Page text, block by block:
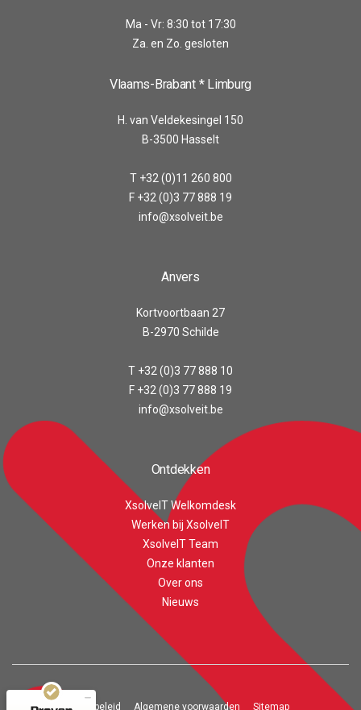
Ma - Vr: 8:30 tot 17:30
Za. en Zo. gesloten
Vlaams-Brabant * Limburg
H. van Veldekesingel 150
B-3500 Hasselt
T +32 (0)11 260 800
F +32 (0)3 77 888 19
info@xsolveit.be
Anvers
Kortvoortbaan 27
B-2970 Schilde
T +32 (0)3 77 888 10
F +32 (0)3 77 888 19
info@xsolveit.be
Ontdekken
XsolveIT Welkomdesk
Werken bij XsolveIT
XsolveIT Team
Onze klanten
Over ons
Nieuws
Privacy beleid Algemene voorwaarden Sitemap
Customer reviews and experiences for
XsolveIT
100%
Recommended on
ProvenExpert.com